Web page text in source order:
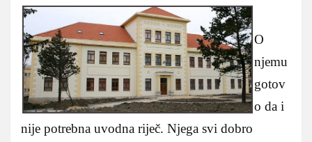
O
njemu
gotov
o da i
nije potrebna uvodna riječ. Njega svi dobro